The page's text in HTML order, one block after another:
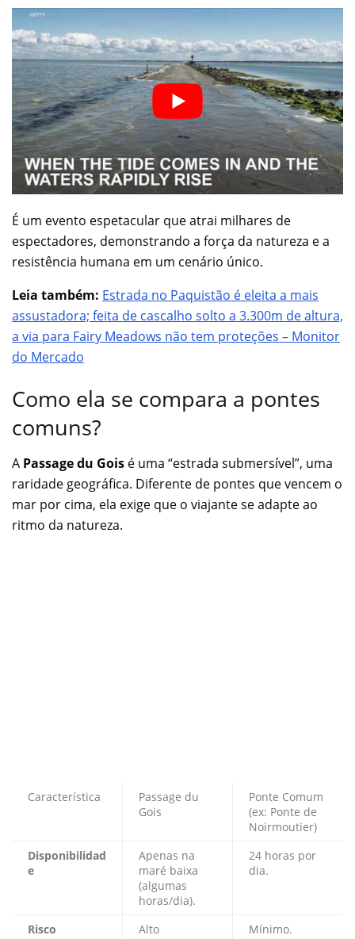
É um evento espetacular que atrai milhares de
espectadores, demonstrando a força da natureza e a
resistência humana em um cenário único.
Leia também: Estrada no Paquistão é eleita a mais
assustadora; feita de cascalho solto a 3.300m de altura,
a via para Fairy Meadows não tem proteções – Monitor
do Mercado
Como ela se compara a pontes
comuns?
A Passage du Gois é uma “estrada submersível”, uma
raridade geográfica. Diferente de pontes que vencem o
mar por cima, ela exige que o viajante se adapte ao
ritmo da natureza.
Característica
Passage du
Gois
Ponte Comum
(ex: Ponte de
Noirmoutier)
Disponibilidad
e
Apenas na
maré baixa
(algumas
horas/dia).
24 horas por
dia.
Risco
Alto
Mínimo.